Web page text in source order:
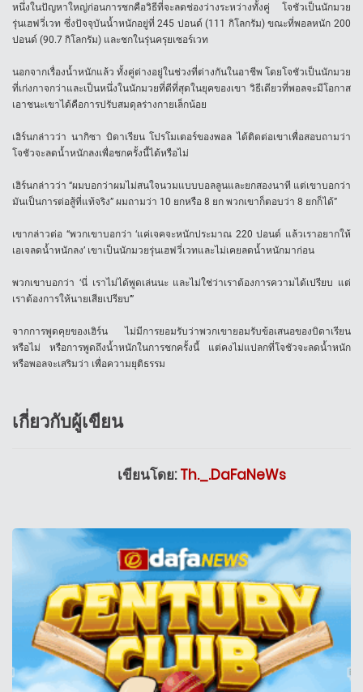
หนึ่งในปัญหาใหญ่ก่อนการชกคือวิธีที่จะลดช่องว่างระหว่างทั้งคู่ โจชัวเป็นนักมวย
รุ่นเฮฟวี่เวท ซึ่งปัจจุบันน้ำหนักอยู่ที่ 245 ปอนด์ (111 กิโลกรัม) ขณะที่พอลหนัก 200
ปอนด์ (90.7 กิโลกรัม) และชกในรุ่นครุยเซอร์เวท
นอกจากเรื่องน้ำหนักแล้ว ทั้งคู่ต่างอยู่ในช่วงที่ต่างกันในอาชีพ โดยโจชัวเป็นนักมวย
ที่เก่งกาจกว่าและเป็นหนึ่งในนักมวยที่ดีที่สุดในยุคของเขา วิธีเดียวที่พอลจะมีโอกาส
เอาชนะเขาได้คือการปรับสมดุลร่างกายเล็กน้อย
เฮิร์นกล่าวว่า นากิซา บิดาเรียน โปรโมเตอร์ของพอล ได้ติดต่อเขาเพื่อสอบถามว่า
โจชัวจะลดน้ำหนักลงเพื่อชกครั้งนี้ได้หรือไม่
เฮิร์นกล่าวว่า “ผมบอกว่าผมไม่สนใจนวมแบบบอลลูนและยกสองนาที แต่เขาบอกว่า
มันเป็นการต่อสู้ที่แท้จริง” ผมถามว่า 10 ยกหรือ 8 ยก พวกเขาก็ตอบว่า 8 ยกก็ได้”
เขากล่าวต่อ “พวกเขาบอกว่า ‘แค่เจคจะหนักประมาณ 220 ปอนด์ แล้วเราอยากให้
เอเจลดน้ำหนักลง’ เขาเป็นนักมวยรุ่นเฮฟวี่เวทและไม่เคยลดน้ำหนักมาก่อน
พวกเขาบอกว่า ‘นี่ เราไม่ได้พูดเล่นนะ และไม่ใช่ว่าเราต้องการความได้เปรียบ แต่
เราต้องการให้นายเสียเปรียบ’”
จากการพูดคุยของเฮิร์น ไม่มีการยอมรับว่าพวกเขายอมรับข้อเสนอของบิดาเรียน
หรือไม่ หรือการพูดถึงน้ำหนักในการชกครั้งนี้ แต่คงไม่แปลกที่โจชัวจะลดน้ำหนัก
หรือพอลจะเสริมว่า เพื่อความยุติธรรม
เกี่ยวกับผู้เขียน
เขียนโดย:Th._.DaFaNeWs